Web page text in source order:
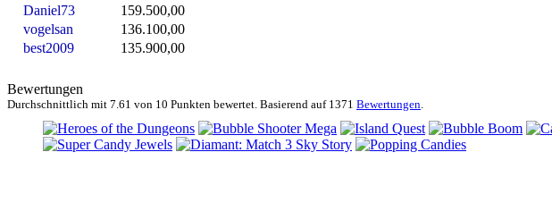
Daniel73
159.500,00
vogelsan
136.100,00
best2009
135.900,00
Bewertungen
Durchschnittlich mit 7.61 von 10 Punkten bewertet. Basierend auf 1371 Bewertungen